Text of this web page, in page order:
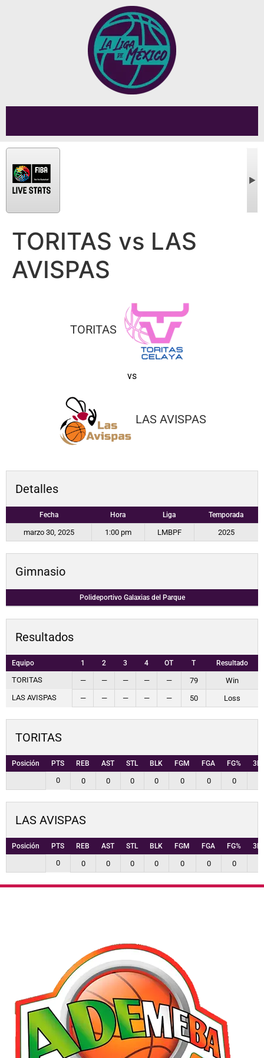
TORITAS vs LAS
AVISPAS
TORITAS
vs
LAS AVISPAS
Detalles
Fecha Hora Liga Temporada
marzo 30, 2025 1:00 pm LMBPF 2025
Gimnasio
Polideportivo Galaxias del Parque
Resultados
Equipo 1 2 3 4 OT T Resultado
TORITAS — — — — — 79
Win
LAS AVISPAS
— — — — — 50 Loss
TORITAS
Posición PTS REB AST STL BLK FGM FGA FG%
0 0 0 0 0 0 0 0
LAS AVISPAS
Posición PTS REB AST STL BLK FGM FGA FG%
0 0 0 0 0 0 0 0